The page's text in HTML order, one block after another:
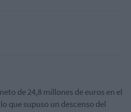
de 24,8 millones de euros en el
que supuso un descenso del